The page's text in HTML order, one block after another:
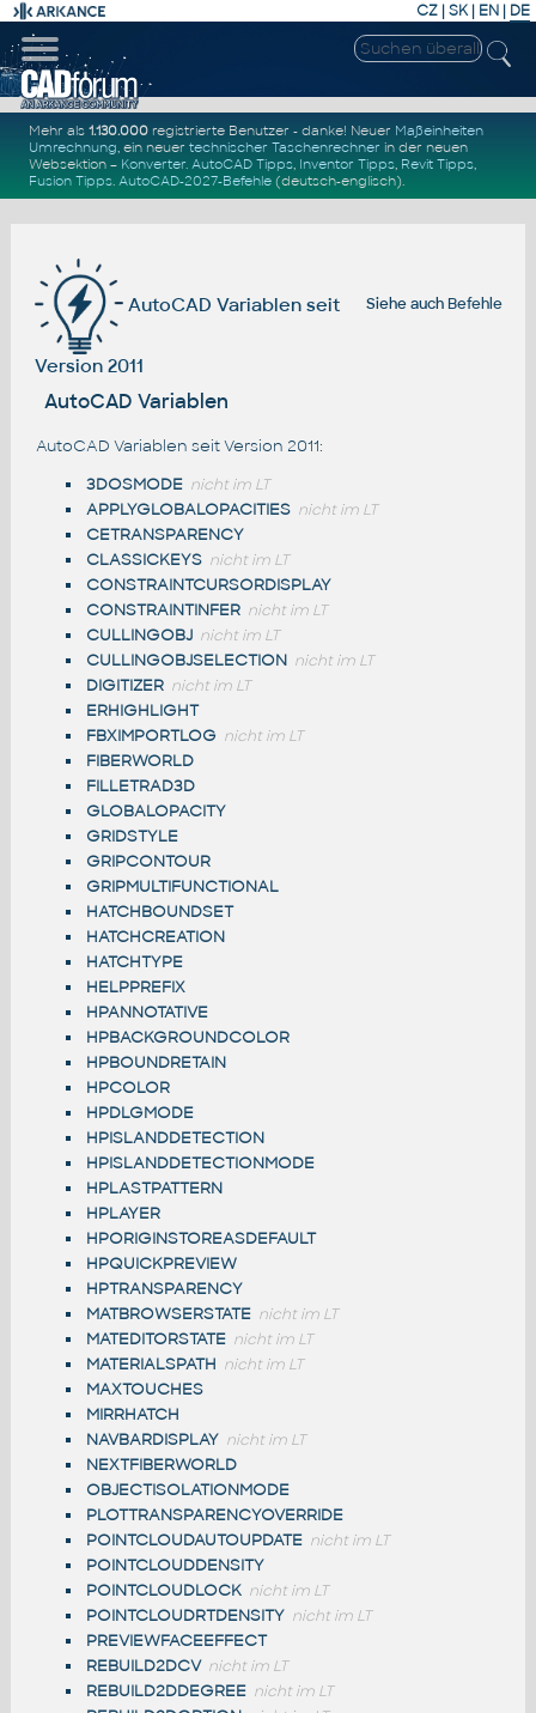
CZ | SK| EN | DE
Mehr als1.130.000 registrierte Benutzer - danke! Neuer Maßeinheiten
Umrechnung, ein neuertechnischer Taschenrechner in der neuen
Websektion – Konverter.AutoCAD Tipps, Inventor Tipps, Revit Tipps,
Fusion Tipps.AutoCAD-2027-Befehle (deutsch-englisch).
Siehe auchBefehle
AutoCAD Variablen seit
Version 2011
AutoCAD Variablen
AutoCAD Variablen seit Version 2011:
3DOSMODE nicht im LT
APPLYGLOBALOPACITIES nicht im LT
CETRANSPARENCY
CLASSICKEYS nicht im LT
CONSTRAINTCURSORDISPLAY
CONSTRAINTINFER nicht im LT
CULLINGOBJ nicht im LT
CULLINGOBJSELECTION nicht im LT
DIGITIZER nicht im LT
ERHIGHLIGHT
FBXIMPORTLOG nicht im LT
FIBERWORLD
FILLETRAD3D
GLOBALOPACITY
GRIDSTYLE
GRIPCONTOUR
GRIPMULTIFUNCTIONAL
HATCHBOUNDSET
HATCHCREATION
HATCHTYPE
HELPPREFIX
HPANNOTATIVE
HPBACKGROUNDCOLOR
HPBOUNDRETAIN
HPCOLOR
HPDLGMODE
HPISLANDDETECTION
HPISLANDDETECTIONMODE
HPLASTPATTERN
HPLAYER
HPORIGINSTOREASDEFAULT
HPQUICKPREVIEW
HPTRANSPARENCY
MATBROWSERSTATE nicht im LT
MATEDITORSTATE nicht im LT
MATERIALSPATH nicht im LT
MAXTOUCHES
MIRRHATCH
NAVBARDISPLAY nicht im LT
NEXTFIBERWORLD
OBJECTISOLATIONMODE
PLOTTRANSPARENCYOVERRIDE
POINTCLOUDAUTOUPDATE nicht im LT
POINTCLOUDDENSITY
POINTCLOUDLOCK nicht im LT
POINTCLOUDRTDENSITY nicht im LT
PREVIEWFACEEFFECT
REBUILD2DCV nicht im LT
REBUILD2DDEGREE nicht im LT